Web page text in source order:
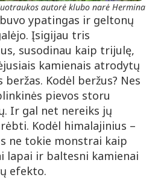
autorė klubo narė Hermina
ypatingas ir geltonų
Įsigijau tris
susodinau kaip trijulę,
kamienais atrodytų
Kodėl beržus? Nes
pievos storu
Ir gal net nereiks jų
Kodėl himalajinius –
ne tokie monstrai kaip
lapai ir baltesni kamienai
efekto.